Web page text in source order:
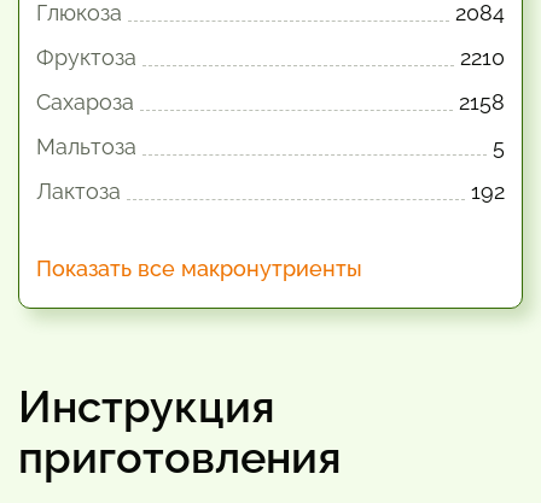
Глюкоза
2084
Фруктоза
2210
Сахароза
2158
Мальтоза
5
Лактоза
192
Показать все макронутриенты
Инструкция
приготовления